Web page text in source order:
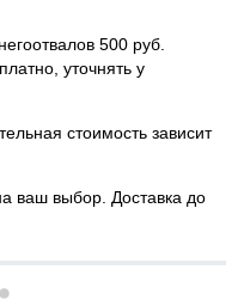
500 руб.
уточнять у
стоимость зависит
ваш выбор. Доставка до
числе переводы и СПБ.
ул. Привольная д 2,